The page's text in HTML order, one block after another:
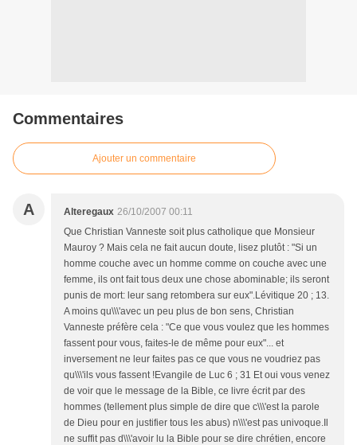
Commentaires
Ajouter un commentaire
A Alteregaux 26/10/2007 00:11
Que Christian Vanneste soit plus catholique que Monsieur
Mauroy ? Mais cela ne fait aucun doute, lisez plutôt : "Si un
homme couche avec un homme comme on couche avec une
femme, ils ont fait tous deux une chose abominable; ils seront
punis de mort: leur sang retombera sur eux".Lévitique 20 ; 13.
A moins qu\\\'avec un peu plus de bon sens, Christian
Vanneste préfère cela : "Ce que vous voulez que les hommes
fassent pour vous, faites-le de même pour eux"... et
inversement ne leur faites pas ce que vous ne voudriez pas
qu\\\'ils vous fassent !Evangile de Luc 6 ; 31 Et oui vous venez
de voir que le message de la Bible, ce livre écrit par des
hommes (tellement plus simple de dire que c\\\'est la parole
de Dieu pour en justifier tous les abus) n\\\'est pas univoque.Il
ne suffit pas d\\\'avoir lu la Bible pour se dire chrétien, encore